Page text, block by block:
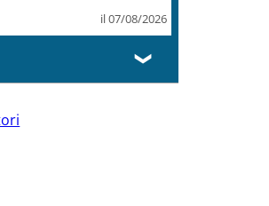
il 07/08/2026
❯